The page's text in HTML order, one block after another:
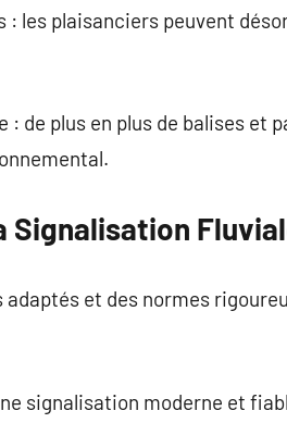
: les plaisanciers peuvent
: de plus en plus de balises et
Signalisation
et des normes
signalisation moderne et